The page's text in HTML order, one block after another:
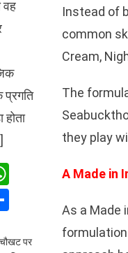
Instead of
common
Cream,
The
they play
A Made in
As a Made
वह
प्रगति
होता
WhatsApp
Share
पर